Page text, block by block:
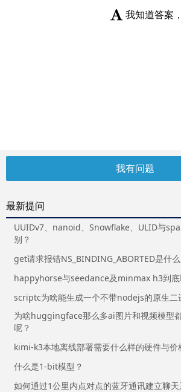
我知道答案
我有问题
最新提问
UUIDv7、nanoid、Snowflake、ULID与
别？
get请求报错NS_BINDING_ABORTED是什
happyhorse与seedance及minmax h3到底
scriptc为啥能生成一个不带nodejs的原生二
为啥huggingface那么多ai图片和视频模型
呢？
kimi-k3本地离线部署需要什么样的硬件与价
什么是1-bit模型？
如何通过1公里内点对点的蓝牙通讯建立聊天